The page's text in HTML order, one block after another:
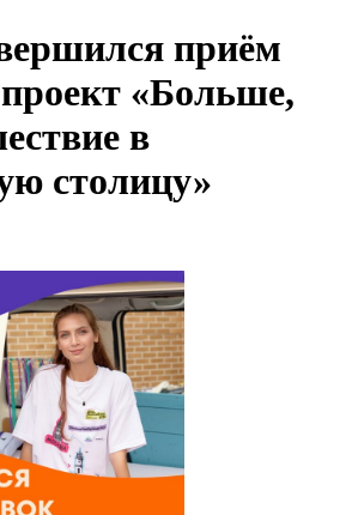
приём
«Больше,
в
столицу»